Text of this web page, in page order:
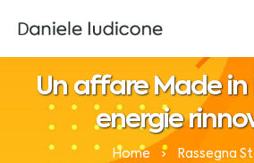
Un affare Made in
energie
Home
Rassegna